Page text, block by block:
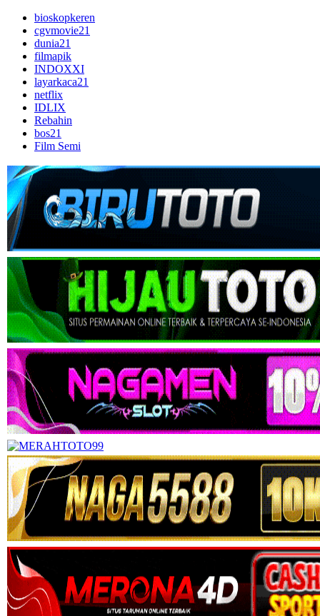
bioskopkeren
cgvmovie21
dunia21
filmapik
INDOXXI
layarkaca21
netflix
IDLIX
Rebahin
bos21
Film Semi